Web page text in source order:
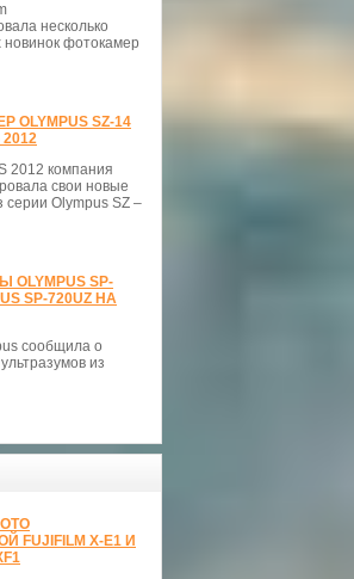
несколько
новинок фотокамер
OLYMPUS SZ-14
2012
2012 компания
свои новые
серии Olympus SZ –
SP-
SP-720UZ НА
сообщила о
из
FUJIFILM X-E1 И